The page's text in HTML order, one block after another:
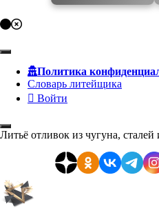
Политика
Словарь литейщика
Войти
Литьё отливок из чугуна,